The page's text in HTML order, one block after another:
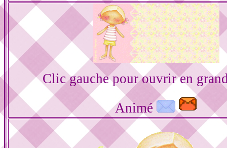
Clic gauche pour ouvrir en
Animé